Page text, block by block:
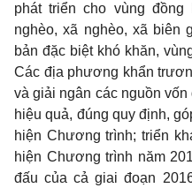
phát triển cho vùng
nghèo, xã nghèo, xã biên
bản đặc biệt khó khăn,
Các địa phương khẩn
và giải ngân các nguồn
hiệu quả, đúng quy định,
hiện Chương trình; triển
hiện Chương trình năm
đấu của cả giai đoạn